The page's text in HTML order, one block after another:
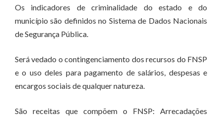
Os indicadores de criminalidade do estado e do
município são definidos no Sistema de Dados Nacionais
de Segurança Pública.
Será vedado o contingenciamento dos recursos do FNSP
e o uso deles para pagamento de salários, despesas e
encargos sociais de qualquer natureza.
São receitas que compõem o FNSP: Arrecadações